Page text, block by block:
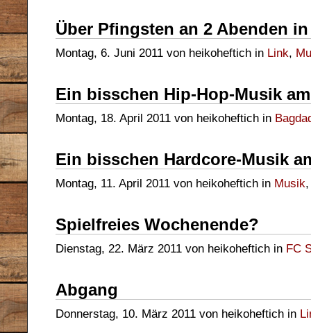
Über Pfingsten an 2 Abenden
Montag, 6. Juni 2011 von heikoheftich in Link,
Ein bisschen Hip-Hop-Musik
Montag, 18. April 2011 von heikoheftich in
Ein bisschen Hardcore-Musik
Montag, 11. April 2011 von heikoheftich in Musik
Spielfreies Wochenende?
Dienstag, 22. März 2011 von heikoheftich in FC
Abgang
Donnerstag, 10. März 2011 von heikoheftich in